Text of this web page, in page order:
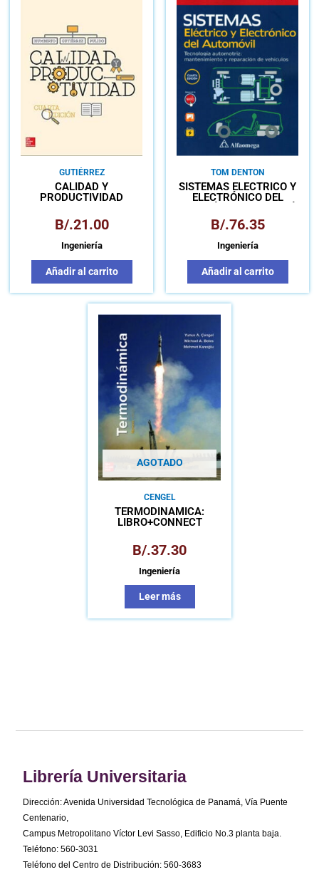
GUTIÉRREZ
CALIDAD Y
PRODUCTIVIDAD
B/.21.00
Ingeniería
Añadir al carrito
TOM DENTON
SISTEMAS ELÉCTRICO Y
ELECTRÓNICO DEL
AUTOMOTRIZ:
MANTENIMIENTO Y
REPARACIÓN DEL
VEHÍCULO
B/.76.35
Ingeniería
Añadir al carrito
AGOTADO
CENGEL
TERMODINÁMICA:
LIBRO+CONNECT
B/.37.30
Ingeniería
Leer más
Librería Universitaria
Dirección: Avenida Universidad Tecnológica de Panamá, Vía Puente
Centenario,
Campus Metropolitano Víctor Levi Sasso, Edificio No.3 planta baja.
Teléfono: 560-3031
Teléfono del Centro de Distribución: 560-3683